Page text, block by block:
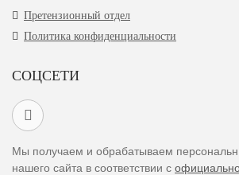
Претензионный отдел
Политика конфиденциальности
СОЦСЕТИ
Мы получаем и обрабатываем
нашего сайта в соответствии с